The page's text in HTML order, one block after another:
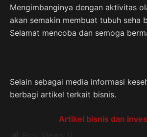
Mengimbanginya dengan aktivitas
akan semakin membuat tubuh seha
Selamat mencoba dan semoga
Selain sebagai media informasi
berbagi artikel terkait bisnis.
Artikel bisnis dan